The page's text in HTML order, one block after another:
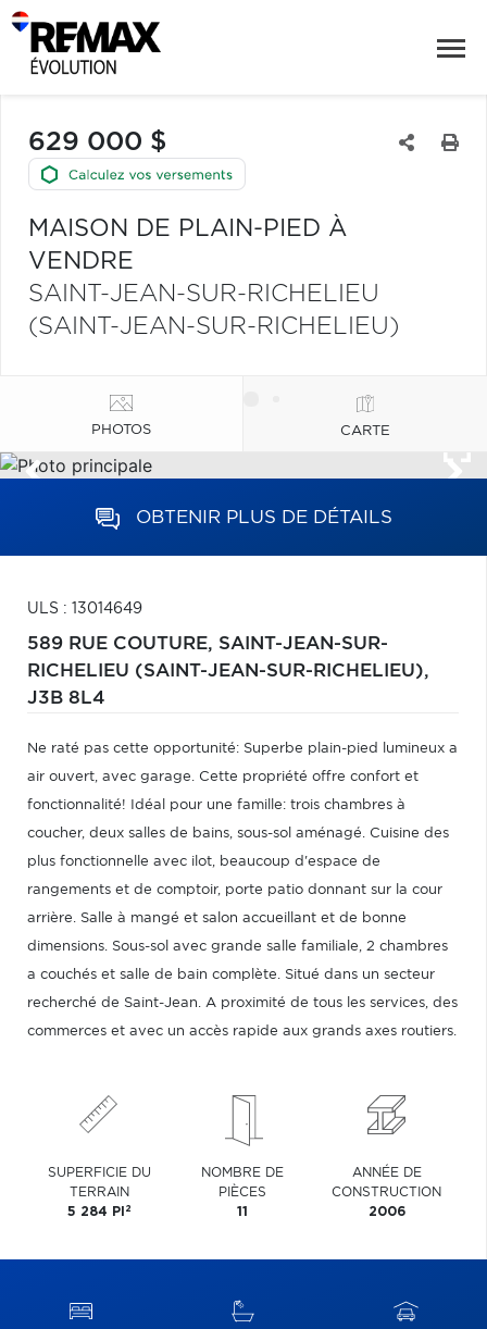
629 000 $
MAISON DE PLAIN-PIED À
VENDRE
SAINT-JEAN-SUR-RICHELIEU
(SAINT-JEAN-SUR-RICHELIEU)
PHOTOS CARTE
OBTENIR PLUS DE DÉTAILS
ULS : 13014649
589 RUE COUTURE, SAINT-JEAN-SUR-
RICHELIEU (SAINT-JEAN-SUR-RICHELIEU),
J3B 8L4
Ne raté pas cette opportunité: Superbe plain-pied lumineux a
air ouvert, avec garage. Cette propriété offre confort et
fonctionnalité! Idéal pour une famille: trois chambres à
coucher, deux salles de bains, sous-sol aménagé. Cuisine des
plus fonctionnelle avec ilot, beaucoup d'espace de
rangements et de comptoir, porte patio donnant sur la cour
arrière. Salle à mangé et salon accueillant et de bonne
dimensions. Sous-sol avec grande salle familiale, 2 chambres
a couchés et salle de bain complète. Situé dans un secteur
recherché de Saint-Jean. A proximité de tous les services, des
commerces et avec un accès rapide aux grands axes routiers.
SUPERFICIE DU
TERRAIN
5 284 PI 2
NOMBRE DE
PIÈCES
11
ANNÉE DE
CONSTRUCTION
2006